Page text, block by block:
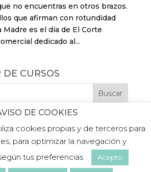
no encuentras en otros brazos.
que afirman con rotundidad
Madre es el día de El Corte
dedicado al...
CURSOS
FORMACIÓN |
Aviso legal
DE COOKIES
cookies propias y de terceros para
para optimizar la navegación y
tus preferencias .
Acepto